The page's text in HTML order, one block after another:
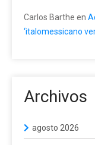
Carlos Barthe en
‘italomessicano
Archivos
agosto 2026